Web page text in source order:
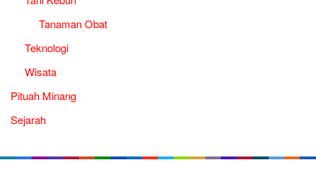
Tanaman Obat
Teknologi
Wisata
Pituah Minang
Sejarah